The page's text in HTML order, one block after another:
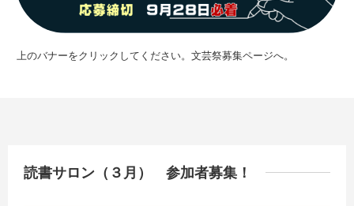
上のバナーをクリックしてください。文芸祭募集ページへ。
読書サロン（３月） 参加者募集！